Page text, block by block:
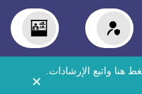
هنا واتبع الإرشادات.
✕